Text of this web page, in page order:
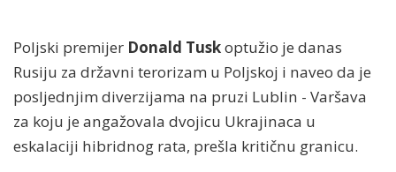
Poljski premijer Donald Tuskoptužio je danas
Rusiju za državni terorizam u Poljskoj i naveo da je
posljednjim diverzijama na pruzi Lublin - Varšava
za koju je angažovala dvojicu Ukrajinaca u
eskalaciji hibridnog rata, prešla kritičnu granicu.